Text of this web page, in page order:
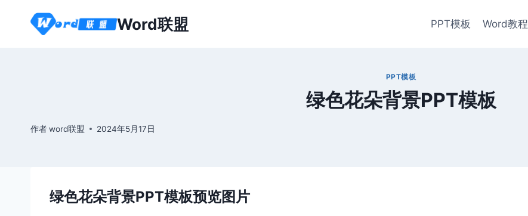
Word联盟 PPT模板 Word教程
PPT模板
绿色花朵背景PPT模板
作者word联盟 2024年5月17日
绿色花朵背景PPT模板预览图片